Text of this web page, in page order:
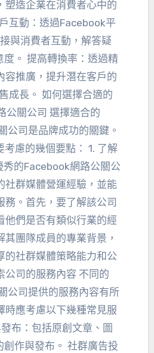
塑造企業在消費者心中的
互動：透過Facebook平
與消費者互動，解答疑
度。 提高轉換率：透過精
容推廣，提升潛在客戶的
成長。 如何選擇合適的
公關公司 選擇適合的
公司是品牌成功的關鍵。
考慮的幾個要點： 1. 了解
秀的Facebook網路公關公
社群媒體營運經驗，並能
務。首先，要了解該公司
他們是否有類似行業的經
團隊成員的專業背景，
的社群媒體策略能力和公
公司的服務內容 不同的
公司提供的服務內容有所
時應考慮以下幾種常見服
布：包括原創文章、圖
創作與發布。 社群廣告投